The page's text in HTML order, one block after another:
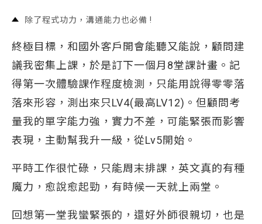
除了程式功力，溝通能力也必備 !
終極目標，和國外客戶開會能聽又能說，顧問建
議我密集上課，於是訂下一個月8堂課計畫。記
得第一次體驗課作程度檢測，只能用說得零零落
落來形容，測出來只LV4(最高LV12)。但顧問考
量我的單字能力強，實力不差，可能緊張而影響
表現，主動幫我升一級，從Lv5開始。
平時工作很忙碌，只能周末排課，英文真的有種
魔力，愈說愈起勁，有時候一天就上兩堂。
回想第一堂我蠻緊張的，還好外師很親切，也是